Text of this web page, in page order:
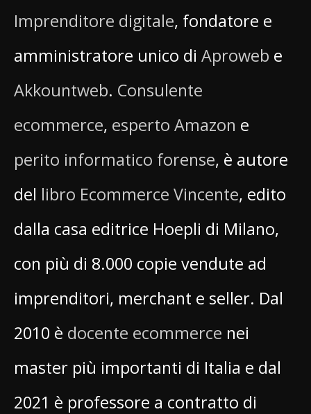
Imprenditore digitale, fondatore e
amministratore unico di Aproweb e
Akkountweb. Consulente
ecommerce, esperto Amazon e
perito informatico forense, è autore
del libro Ecommerce Vincente, edito
dalla casa editrice Hoepli di Milano,
con più di 8.000 copie vendute ad
imprenditori, merchant e seller. Dal
2010 è docente ecommerce nei
master più importanti di Italia e dal
2021 è professore a contratto di